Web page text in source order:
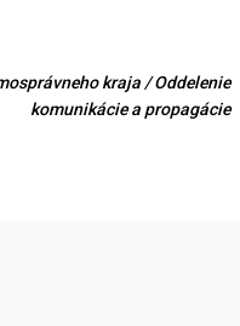
kraja /Oddelenie
komunikácie a propagácie